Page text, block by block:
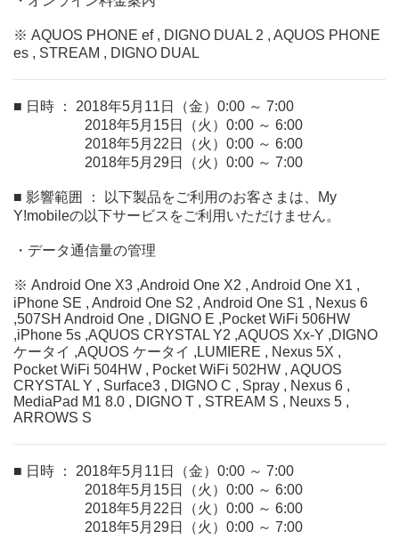
※ AQUOS PHONE ef , DIGNO DUAL 2 , AQUOS PHONE
es , STREAM , DIGNO DUAL
■ 日時 ： 2018年5月11日（金）0:00 ～ 7:00
2018年5月15日（火）0:00 ～ 6:00
2018年5月22日（火）0:00 ～ 6:00
2018年5月29日（火）0:00 ～ 7:00
■ 影響範囲 ： 以下製品をご利用のお客さまは、My
Y!mobileの以下サービスをご利用いただけません。
・データ通信量の管理
※ Android One X3 ,Android One X2 , Android One X1 ,
iPhone SE , Android One S2 , Android One S1 , Nexus 6
,507SH Android One , DIGNO E ,Pocket WiFi 506HW
,iPhone 5s ,AQUOS CRYSTAL Y2 ,AQUOS Xx-Y ,DIGNO
ケータイ ,AQUOS ケータイ ,LUMIERE , Nexus 5X ,
Pocket WiFi 504HW , Pocket WiFi 502HW , AQUOS
CRYSTAL Y , Surface3 , DIGNO C , Spray , Nexus 6 ,
MediaPad M1 8.0 , DIGNO T , STREAM S , Neuxs 5 ,
ARROWS S
■ 日時 ： 2018年5月11日（金）0:00 ～ 7:00
2018年5月15日（火）0:00 ～ 6:00
2018年5月22日（火）0:00 ～ 6:00
2018年5月29日（火）0:00 ～ 7:00